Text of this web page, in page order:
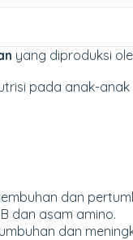
yang diproduksi
pada anak-
dan
dan asam amino.
dan